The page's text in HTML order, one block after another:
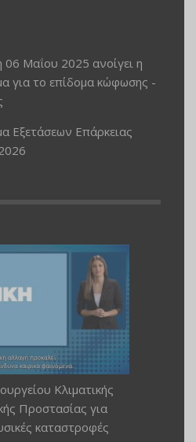
06 Μαΐου 2025 ανοίγει η
για το επίδομα κώφωσης -
Εξετάσεων Επάρκειας
Κλιματικής
Προστασίας για
καταστροφές